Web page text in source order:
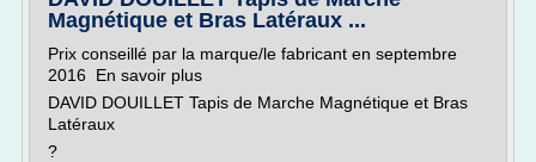
Magnétique et Bras Latéraux ...
Prix conseillé par la marque/le fabricant en septembre
2016 En savoir plus
DAVID DOUILLET Tapis de Marche Magnétique et Bras
Latéraux
?